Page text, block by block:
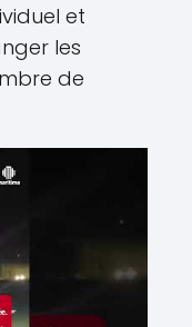
et
les
de